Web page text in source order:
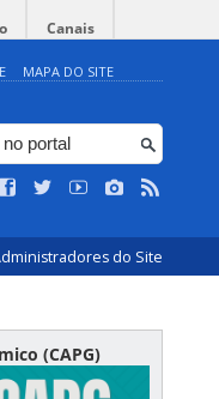
Canais
MAPA DO SITE
do Site
(CAPG)